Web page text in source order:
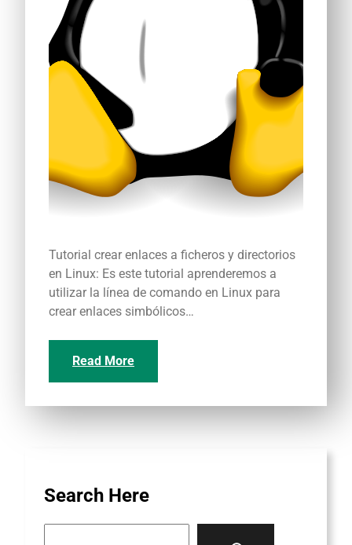
Tutorial crear enlaces a ficheros y directorios
en Linux: Es este tutorial aprenderemos a
utilizar la línea de comando en Linux para
crear enlaces simbólicos…
Read More
Search Here